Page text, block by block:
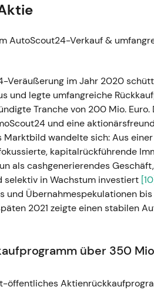
AutoScout24-Verkauf &
Veräußerung im Jahr 2020
und legte umfangreiche
Tranche von 200 Mio. Euro.
und eine
Marktbild wandelte sich: Aus
kapitalrückführende
als cashgenerierendes
in Wachstum investiert
und Übernahmespekulationen
2021 zeigte einen stabilen
über 350
öffentliches